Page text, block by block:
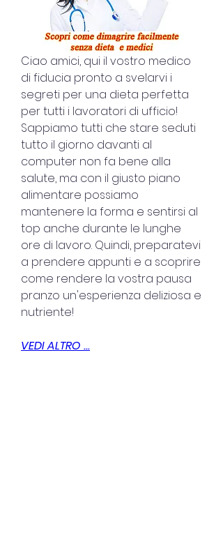
Ciao amici, qui il vostro medico
di fiducia pronto a svelarvi i
segreti per una dieta perfetta
per tutti i lavoratori di ufficio!
Sappiamo tutti che stare seduti
tutto il giorno davanti al
computer non fa bene alla
salute, ma con il giusto piano
alimentare possiamo
mantenere la forma e sentirsi al
top anche durante le lunghe
ore di lavoro. Quindi, preparatevi
a prendere appunti e a scoprire
come rendere la vostra pausa
pranzo un'esperienza deliziosa e
nutriente!
VEDI ALTRO ...